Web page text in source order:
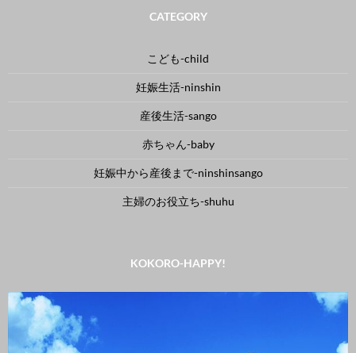
CATEGORY
こども-child
妊娠生活-ninshin
産後生活-sango
赤ちゃん-baby
妊娠中から産後まで-ninshinsango
主婦のお役立ち-shuhu
KOKORO-HAPPY!